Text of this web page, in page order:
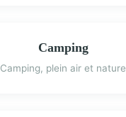
Camping
Camping, plein air et nature